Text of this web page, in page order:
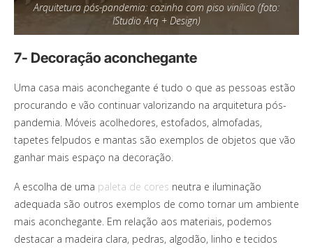
Arquitetura pós-pandemia: cozinha com piso vinílico (foto:
IStudio Arq + Design)
7- Decoração aconchegante
Uma casa mais aconchegante é tudo o que as pessoas estão
procurando e vão continuar valorizando na arquitetura pós-
pandemia. Móveis acolhedores, estofados, almofadas,
tapetes felpudos e mantas são exemplos de objetos que vão
ganhar mais espaço na decoração.
A escolha de uma paleta de cores neutra e iluminação
adequada são outros exemplos de como tornar um ambiente
mais aconchegante. Em relação aos materiais, podemos
destacar a madeira clara, pedras, algodão, linho e tecidos